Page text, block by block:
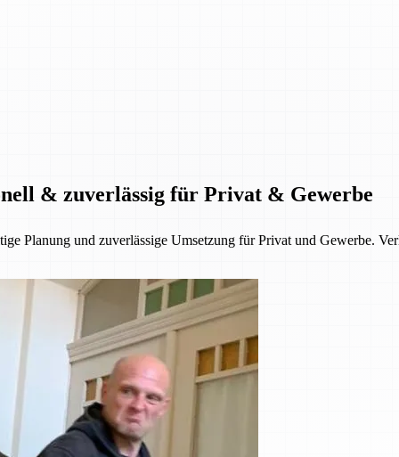
& zuverlässig für Privat & Gewerbe
Planung und zuverlässige Umsetzung für Privat und Gewerbe.